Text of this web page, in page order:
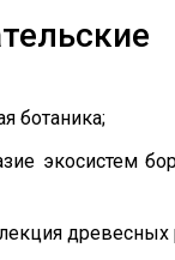
ботаника;
экосистем
древесных